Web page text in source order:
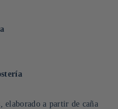
elaborado a partir de caña